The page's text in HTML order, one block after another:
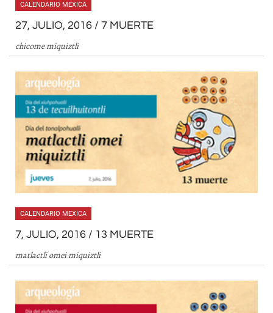
CALENDARIO MEXICA
27, JULIO, 2016 / 7 MUERTE
chicome miquiztli
CALENDARIO MEXICA
7, JULIO, 2016 / 13 MUERTE
matlactli omei miquiztli